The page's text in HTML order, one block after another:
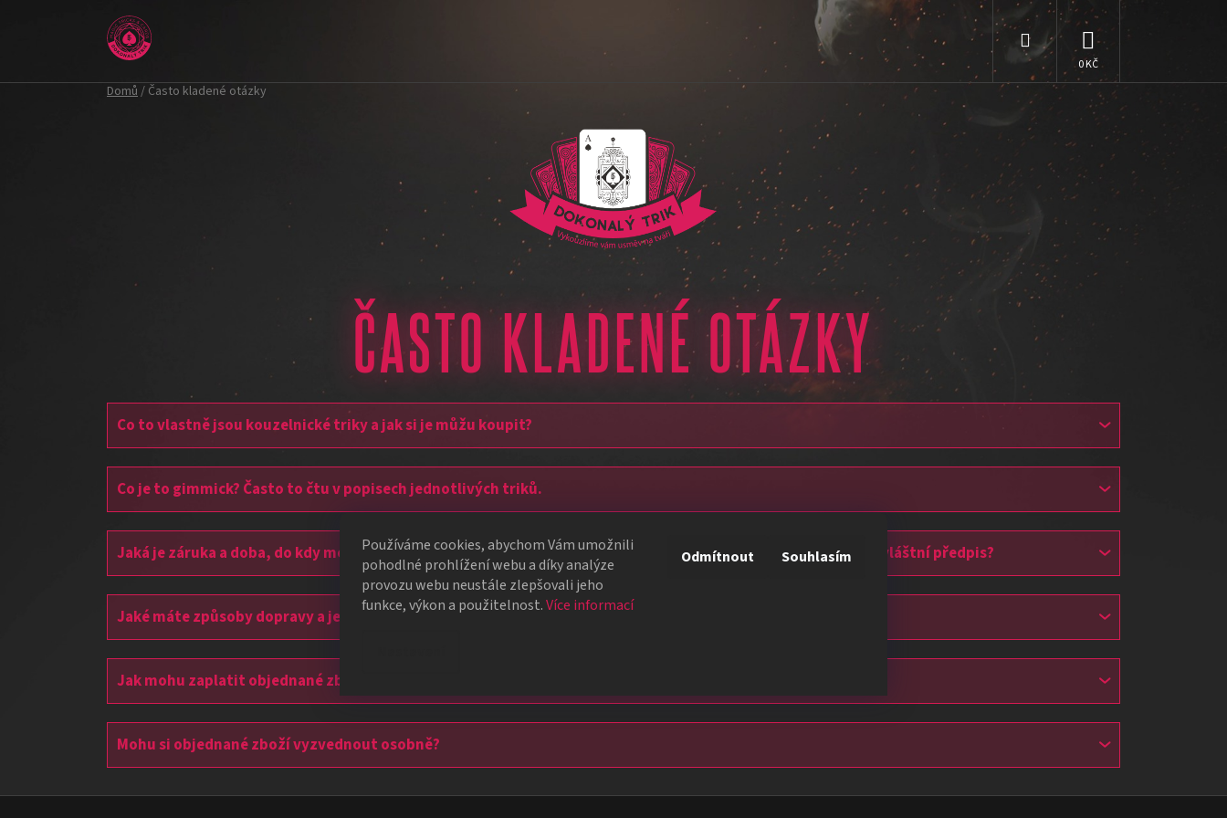
Používáme cookies, abychom Vám umožnili
pohodlné prohlížení webu a díky analýze
provozu webu neustále zlepšovali jeho
funkce, výkon a použitelnost.Více informací
Odmítnout Souhlasím
Hledat NÁKUPNÍ
KOŠÍK
Domů/ Často kladené otázky
ČASTO KLADENÉ OTÁZKY
Co to vlastně jsou kouzelnické triky a jak si je můžu koupit?
Co je to gimmick? Často to čtu v popisech jednotlivých triků.
Jaká je záruka a doba, do kdy mohu odstoupit od kupní smlouvy? Nevztahuje se na kouzelnické triky nějaký zvláštní předpis?
Jaké máte způsoby dopravy a jejich cenu?
Jak mohu zaplatit objednané zboží?
Mohu si objednané zboží vyzvednout osobně?